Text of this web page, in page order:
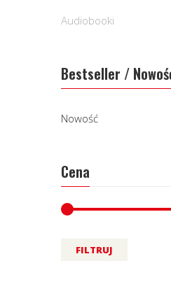
Audiobooki
Bestseller /
Nowość
Cena
FILTRUJ